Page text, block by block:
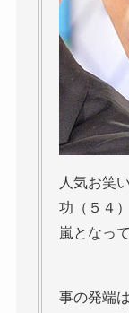
人気お笑
功（５４
嵐となっ
事の発端